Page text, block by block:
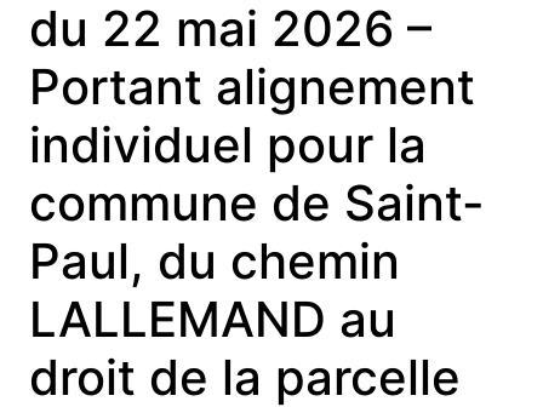
du 22 mai 2026 –
Portant alignement
individuel pour la
commune de Saint-
Paul, du chemin
LALLEMAND au
droit de la parcelle